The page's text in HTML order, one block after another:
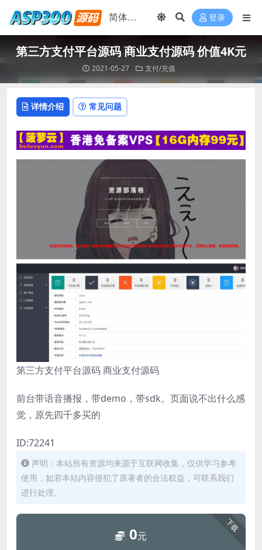
登录
第三方支付平台源码 商业支付源码 价值4K元
2021-05-27 支付/充值
详情介绍 常见问题
第三方支付平台源码 商业支付源码
前台带语音播报，带demo，带sdk。页面说不出什么感
觉，原先四千多买的
ID:72241
声明：本站所有资源均来源于互联网收集，仅供学习参考
使用，如若本站内容侵犯了原著者的合法权益，可联系我们
进行处理。
下载
0元